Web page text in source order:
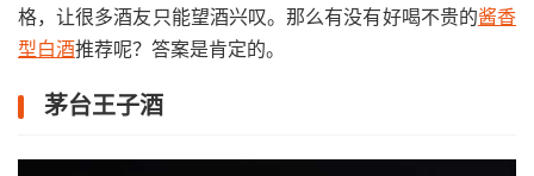
格，让很多酒友只能望酒兴叹。那么有没有好喝不贵的酱香
型白酒推荐呢？答案是肯定的。
茅台王子酒